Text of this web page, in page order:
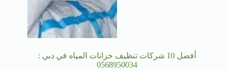
أفضل 10 شركات تنظيف خزانات المياه في دبي :
0568950034